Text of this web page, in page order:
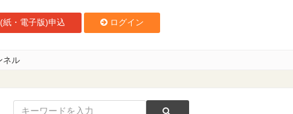
紙・電子版)申込 ログイン
ネル